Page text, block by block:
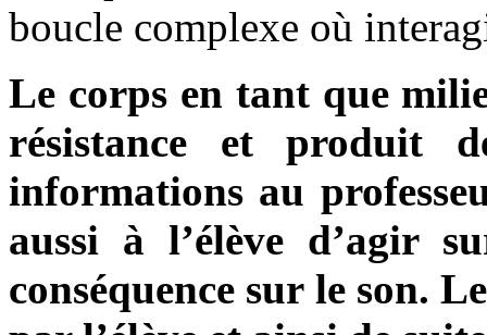
boucle complexe où
Le corps en tant que
résistance et produit
informations au
aussi à l’élève d’agir
conséquence sur le son.